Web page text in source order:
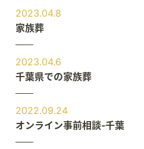
2023.04.8
家族葬
2023.04.6
千葉県での家族葬
2022.09.24
オンライン事前相談‐千葉